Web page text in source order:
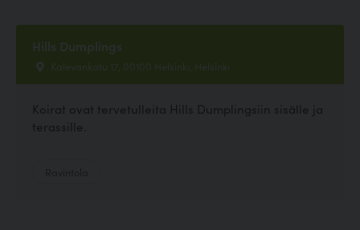
Hills Dumplings
Kalevankatu 17, 00100 Helsinki, Helsinki
Koirat ovat tervetulleita Hills Dumplingsiin sisälle ja
terassille.